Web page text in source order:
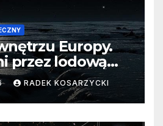
Europy.
przez lodową
RADEK KOSARZYCKI